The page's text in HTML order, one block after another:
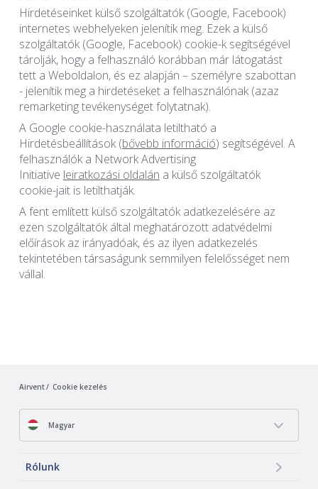
Hirdetéseinket külső szolgáltatók (Google, Facebook)
internetes webhelyeken jelenítik meg. Ezek a külső
szolgáltatók (Google, Facebook) cookie-k segítségével
tárolják, hogy a felhasználó korábban már látogatást
tett a Weboldalon, és ez alapján – személyre szabottan
- jelenítik meg a hirdetéseket a felhasználónak (azaz
remarketing tevékenységet folytatnak).
A Google cookie-használata letiltható a
Hirdetésbeállítások (bővebb információ) segítségével. A
felhasználók a Network Advertising
Initiative leiratkozási oldalán a külső szolgáltatók
cookie-jait is letilthatják.
A fent említett külső szolgáltatók adatkezelésére az
ezen szolgáltatók által meghatározott adatvédelmi
előírások az irányadóak, és az ilyen adatkezelés
tekintetében társaságunk semmilyen felelősséget nem
vállal.
Airvent Cookie kezelés
Magyar
Rólunk